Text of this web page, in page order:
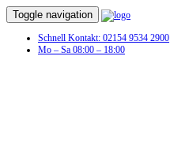
Toggle navigation
Schnell Kontakt: 02154 9534 2900
Mo – Sa 08:00 – 18:00